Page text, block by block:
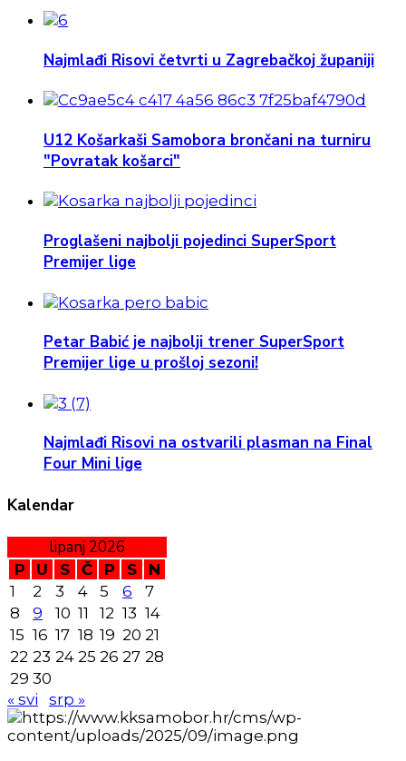
Najmlađi Risovi četvrti u Zagrebačkoj županiji
U12 Košarkaši Samobora brončani na turniru
"Povratak košarci"
Proglašeni najbolji pojedinci SuperSport
Premijer lige
Petar Babić je najbolji trener SuperSport
Premijer lige u prošloj sezoni!
Najmlađi Risovi na ostvarili plasman na Final
Four Mini lige
Kalendar
lipanj 2026
P U S Č P S
N
1
2 3 4 5 6
7
8
9 10 11 12 13 14
15 16 17 18 19 20 21
22 23 24 25 26 27 28
29 30
« svi
srp »